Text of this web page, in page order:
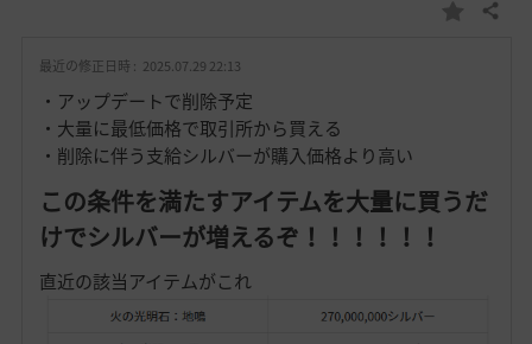
お 共有する
最近の修正日時 : 2025.07.29 22:13
・アップデートで削除予定
・大量に最低価格で取引所から買える
・削除に伴う支給シルバーが購入価格より高い
この条件を満たすアイテムを大量に買うだ
けでシルバーが増えるぞ！！！！！！
直近の該当アイテムがこれ